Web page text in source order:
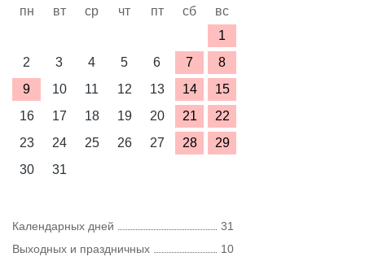
пн вт ср чт пт сб
вс
1
2
3 4 5 6 7
8
9
10 11 12 13 14
15
16
17 18 19 20 21
22
23
24 25 26 27 28
29
30
31
Календарных дней
31
Выходных и праздничных
10